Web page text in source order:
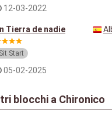
12-03-2022
Tierra de nadie
Sit Start
05-02-2025
blocchi a Chironico